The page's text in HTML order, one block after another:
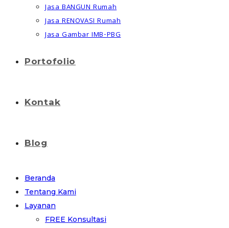
Jasa BANGUN Rumah
Jasa RENOVASI Rumah
Jasa Gambar IMB-PBG
Portofolio
Kontak
Blog
Beranda
Tentang Kami
Layanan
FREE Konsultasi